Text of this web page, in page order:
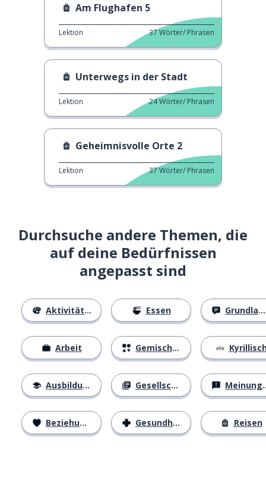
Am Flughafen 5
Lektion 37Wörter/ Phrasen
Unterwegs in der Stadt
Lektion 24Wörter/ Phrasen
Geheimnisvolle Orte 2
Lektion 37Wörter/ Phrasen
Durchsuche andere Themen, die
auf deine Bedürfnissen
angepasst sind
Aktivitäten
Arbeit
Ausbildung
Beziehungen
Essen
Gemischtes
Gesellschaft
Gesundheit
Grundlagen
Meinungen
Reisen